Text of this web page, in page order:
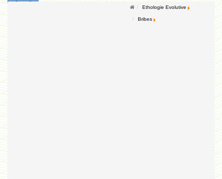
Accueil
Ethologie Evolutive
Bribes